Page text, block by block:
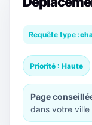
Requête type :
Priorité : Haute
Page
dans votre ville